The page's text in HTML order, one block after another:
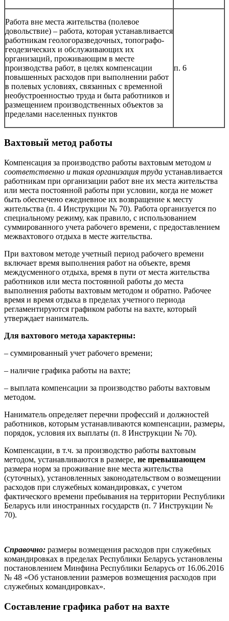
Работа вне места жительства (полевое
довольствие) – работа, которая устанавливается
работникам геологоразведочных, топографо-
геодезических и обслуживающих их
организаций, проживающим в месте
производства работ, в целях компенсации
повышенных расходов при выполнении работ
в полевых условиях, связанных с временной
необустроенностью труда и быта работников и
размещением производственных объектов за
пределами населенных пунктов
п. 6
Вахтовый метод работы
Компенсация за производство работы вахтовым методом и
соответственно и такая организация труда устанавливается
работникам при организации работ вне их места жительства
или места постоянной работы при условии, когда не может
быть обеспечено ежедневное их возвращение к месту
жительства (п. 4 Инструкции № 70). Работа организуется по
специальному режиму, как правило, с использованием
суммированного учета рабочего времени, с предоставлением
межвахтового отдыха в месте жительства.
При вахтовом методе учетный период рабочего времени
включает время выполнения работ на объекте, время
междусменного отдыха, время в пути от места жительства
работников или места постоянной работы до места
выполнения работы вахтовым методом и обратно. Рабочее
время и время отдыха в пределах учетного периода
регламентируются графиком работы на вахте, который
утверждает наниматель.
Для вахтового метода характерны:
– суммированный учет рабочего времени;
– наличие графика работы на вахте;
– выплата компенсации за производство работы вахтовым
методом.
Наниматель определяет перечни профессий и должностей
работников, которым устанавливаются компенсации, размеры,
порядок, условия их выплаты (п. 8 Инструкции № 70).
Компенсации, в т.ч. за производство работы вахтовым
методом, устанавливаются в размере, не превышающем
размера норм за проживание вне места жительства
(суточных), установленных законодательством о возмещении
расходов при служебных командировках, с учетом
фактического времени пребывания на территории Республики
Беларусь или иностранных государств (п. 7 Инструкции №
70).
Справочно: размеры возмещения расходов при служебных
командировках в пределах Республики Беларусь установлены
постановлением Минфина Республики Беларусь от 16.06.2016
№ 48 «Об установлении размеров возмещения расходов при
служебных командировках».
Составление графика работ на вахте